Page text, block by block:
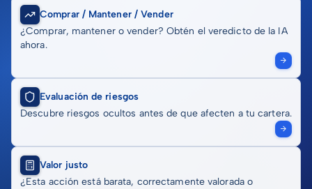
Comprar / Mantener / Vender
¿Comprar, mantener o vender? Obtén el veredicto de la IA
ahora.
Evaluación de riesgos
Descubre riesgos ocultos antes de que afecten a tu cartera.
Valor justo
¿Esta acción está barata, correctamente valorada o